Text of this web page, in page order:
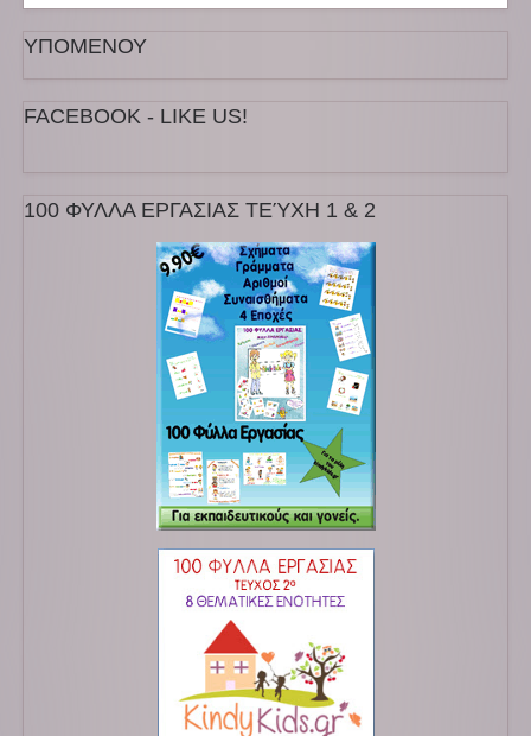
ΥΠΟΜΕΝΟΥ
FACEBOOK - LIKE US!
100 ΦΥΛΛΑ ΕΡΓΑΣΙΑΣ ΤΕΎΧΗ 1 & 2